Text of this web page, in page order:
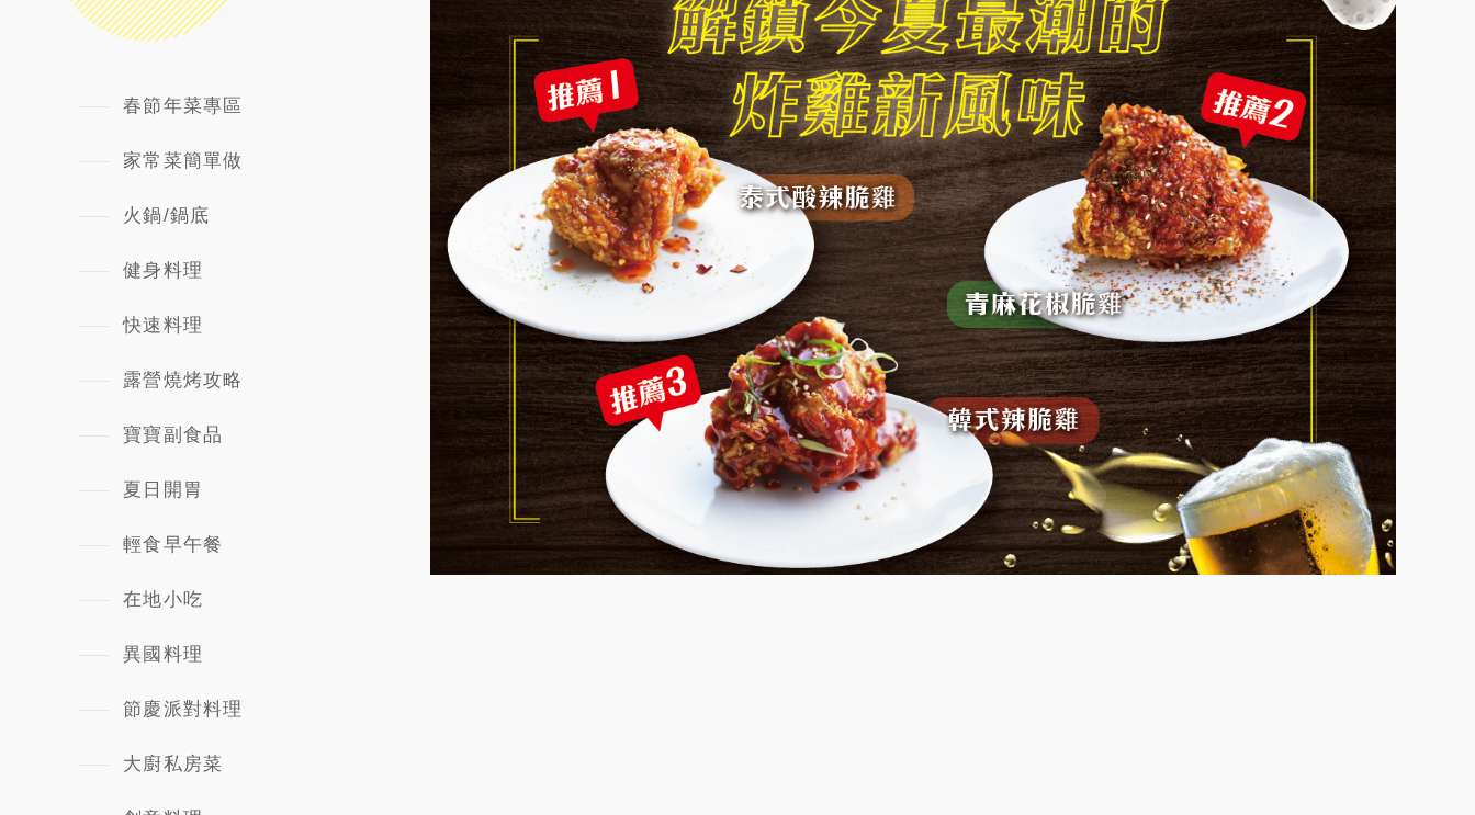
春節年菜專區
家常菜簡單做
火鍋/鍋底
健身料理
快速料理
露營燒烤攻略
寶寶副食品
夏日開胃
輕食早午餐
在地小吃
異國料理
節慶派對料理
大廚私房菜